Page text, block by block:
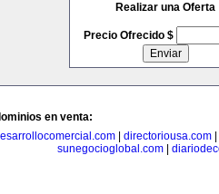
Realizar una Oferta
Precio Ofrecido $
en venta:
directoriousa.com
sunegocioglobal.com|